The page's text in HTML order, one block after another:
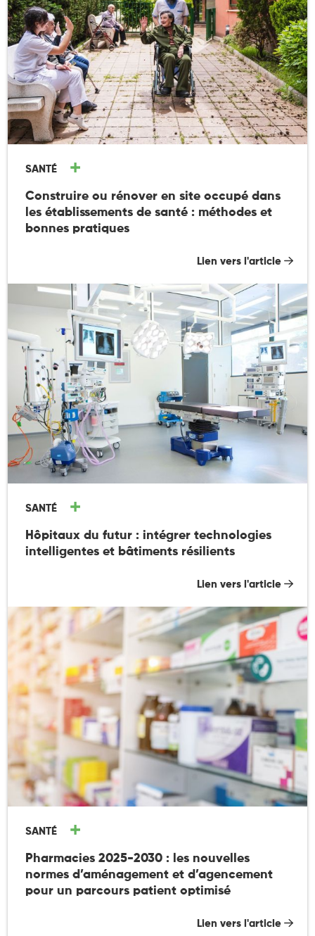
SANTÉ
Construire ou rénover en site occupé dans
les établissements de santé : méthodes et
bonnes pratiques
Lien vers l'article
SANTÉ
Hôpitaux du futur : intégrer technologies
intelligentes et bâtiments résilients
Lien vers l'article
SANTÉ
Pharmacies 2025-2030 : les nouvelles
normes d’aménagement et d’agencement
pour un parcours patient optimisé
Lien vers l'article